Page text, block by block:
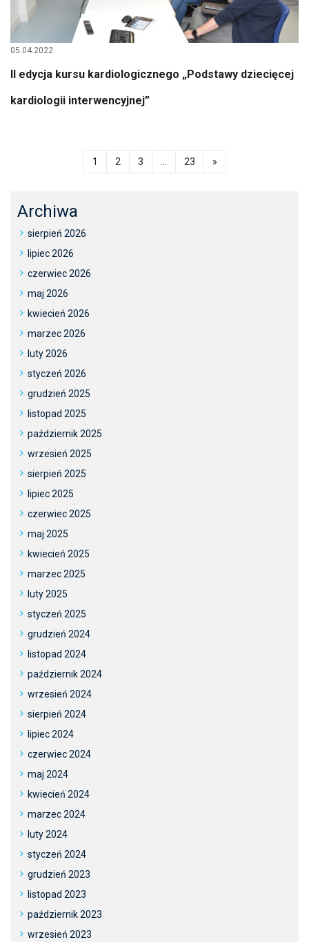
05.04.2022
II edycja kursu kardiologicznego „Podstawy dziecięcej
kardiologii interwencyjnej”
1 2 3 … 23 »
Archiwa
sierpień 2026
lipiec 2026
czerwiec 2026
maj 2026
kwiecień 2026
marzec 2026
luty 2026
styczeń 2026
grudzień 2025
listopad 2025
październik 2025
wrzesień 2025
sierpień 2025
lipiec 2025
czerwiec 2025
maj 2025
kwiecień 2025
marzec 2025
luty 2025
styczeń 2025
grudzień 2024
listopad 2024
październik 2024
wrzesień 2024
sierpień 2024
lipiec 2024
czerwiec 2024
maj 2024
kwiecień 2024
marzec 2024
luty 2024
styczeń 2024
grudzień 2023
listopad 2023
październik 2023
wrzesień 2023